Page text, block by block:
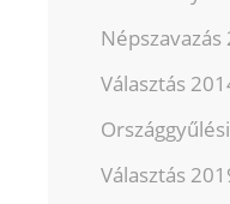
Népszavazás
Választás
Választás